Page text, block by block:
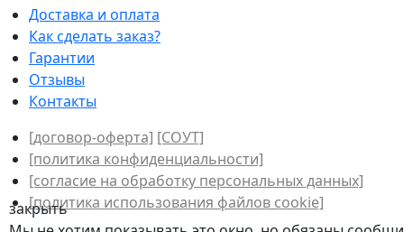
закрыть
Доставка и оплата
Как сделать заказ?
Гарантии
Отзывы
Контакты
[договор-оферта] [СОУТ]
[политикa конфиденциальности]
[согласие на обработку персональных данных]
[политика использования файлов сookie]